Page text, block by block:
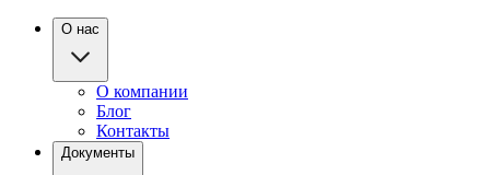
О нас
О компании
Блог
Контакты
Документы